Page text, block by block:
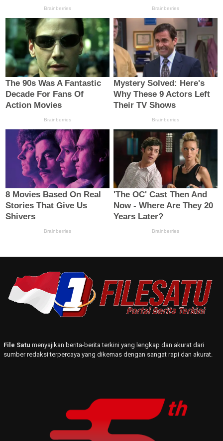
File Satu menyajikan berita-berita terkini yang lengkap dan akurat dari
sumber redaksi terpercaya yang dikemas dengan sangat rapi dan akurat.